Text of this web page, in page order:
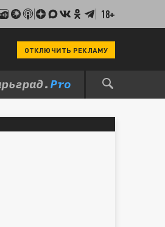
18+
ОТКЛЮЧИТЬ РЕКЛАМУ